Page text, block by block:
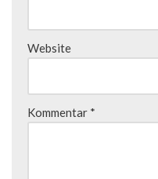
Website
Kommentar *